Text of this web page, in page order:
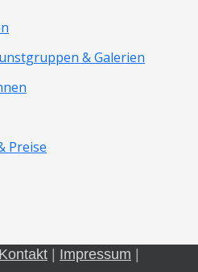
& Galerien
Preise
Kontakt Impressum